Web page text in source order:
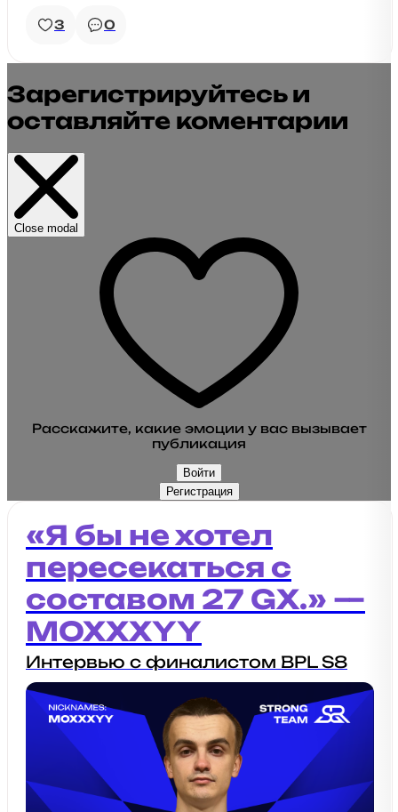
3 0
Зарегистрируйтесь и
оставляйте коментарии
Close modal
Расскажите, какие эмоции у вас вызывает
публикация
Войти
Регистрация
«Я бы не хотел
пересекаться с
составом 27 GX.» —
MOXXXYY
Интервью с финалистом BPL S8